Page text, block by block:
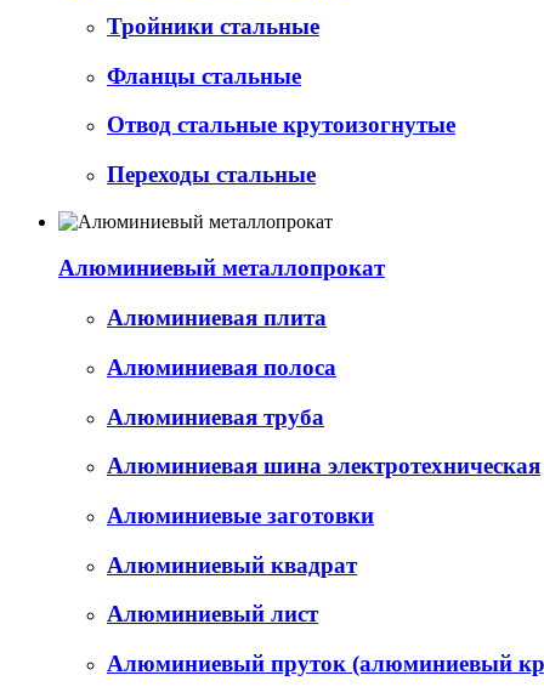
Тройники стальные
Фланцы стальные
Отвод стальные крутоизогнутые
Переходы стальные
Алюминиевый металлопрокат
Алюминиевая плита
Алюминиевая полоса
Алюминиевая труба
Алюминиевая шина электротехническая
Алюминиевые заготовки
Алюминиевый квадрат
Алюминиевый лист
Алюминиевый пруток (алюминиевый